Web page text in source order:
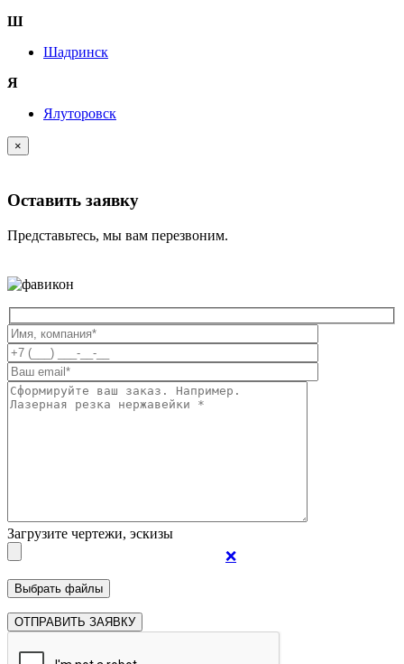
Ш
Шадринск
Я
Ялуторовск
×
Оставить заявку
Представьтесь, мы вам перезвоним.
Загрузите чертежи, эскизы
❌